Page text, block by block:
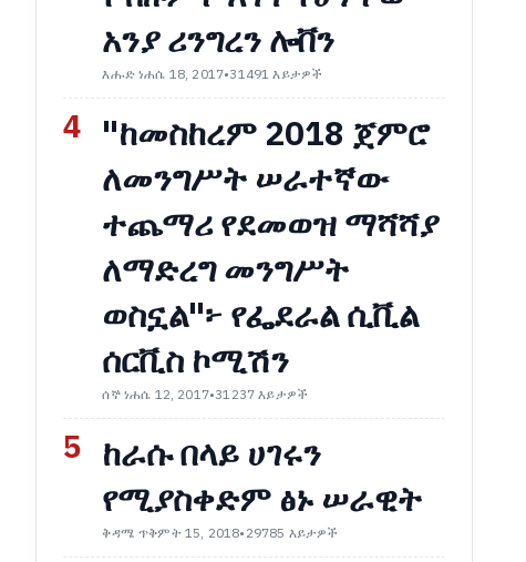
አንያ ሪንግረን ሎቨን
እሑድ ነሐሴ 18, 2017•31491 እይታዎች
4 "ከመስከረም 2018 ጀምሮ
ለመንግሥት ሠራተኛው
ተጨማሪ የደመወዝ ማሻሻያ
ለማድረግ መንግሥት
ወስኗል"፦ የፌደራል ሲቪል
ሰርቪስ ኮሚሽን
ሰኞ ነሐሴ 12, 2017•31237 እይታዎች
5 ከራሱ በላይ ሀገሩን
የሚያስቀድም ፅኑ ሠራዊት
ቅዳሜ ጥቅምት 15, 2018•29785 እይታዎች